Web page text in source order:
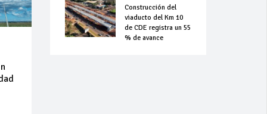
Construcción del
viaducto del Km 10
de CDE registra un 55
% de avance